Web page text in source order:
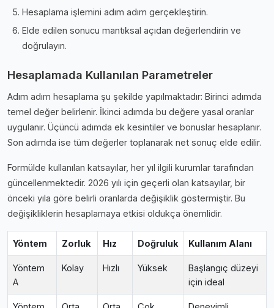
Hesaplama işlemini adım adım gerçekleştirin.
Elde edilen sonucu mantıksal açıdan değerlendirin ve
doğrulayın.
Hesaplamada Kullanılan Parametreler
Adım adım hesaplama şu şekilde yapılmaktadır: Birinci adımda
temel değer belirlenir. İkinci adımda bu değere yasal oranlar
uygulanır. Üçüncü adımda ek kesintiler ve bonuslar hesaplanır.
Son adımda ise tüm değerler toplanarak net sonuç elde edilir.
Formülde kullanılan katsayılar, her yıl ilgili kurumlar tarafından
güncellenmektedir. 2026 yılı için geçerli olan katsayılar, bir
önceki yıla göre belirli oranlarda değişiklik göstermiştir. Bu
değişikliklerin hesaplamaya etkisi oldukça önemlidir.
Yöntem Zorluk Hız Doğruluk Kullanım Alanı
Yöntem
A
Kolay Hızlı Yüksek
Başlangıç düzeyi
için ideal